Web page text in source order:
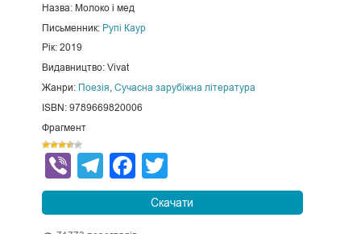
Назва: Молоко і мед
Письменник: Рупі Каур
Рік: 2019
Видавництво: Vivat
Жанри: Поезія, Сучасна зарубіжна література
ISBN: 9789669820006
Фрагмент
ViberTelegram
Facebook
Скачати